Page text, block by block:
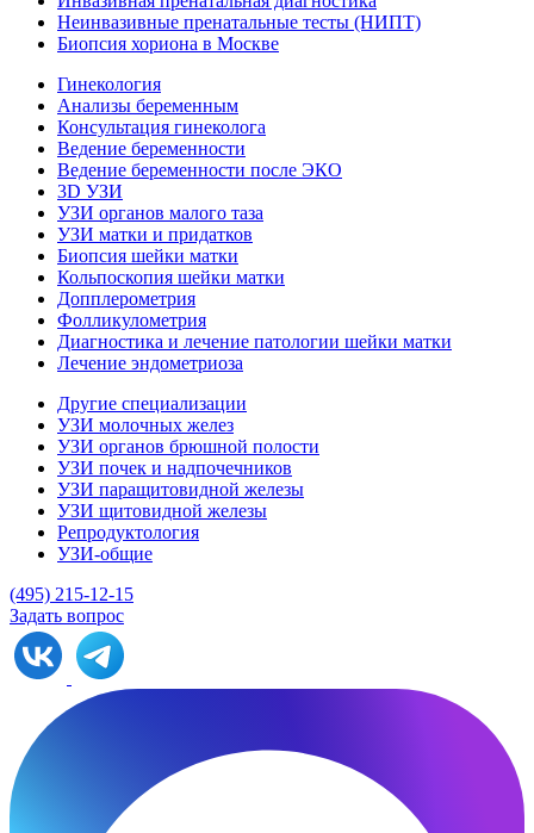
Неинвазивные пренатальные тесты (НИПТ)
Биопсия хориона в Москве
Гинекология
Анализы беременным
Консультация гинеколога
Ведение беременности
Ведение беременности после ЭКО
3D УЗИ
УЗИ органов малого таза
УЗИ матки и придатков
Биопсия шейки матки
Кольпоскопия шейки матки
Допплерометрия
Фолликулометрия
Диагностика и лечение патологии шейки матки
Лечение эндометриоза
Другие специализации
УЗИ молочных желез
УЗИ органов брюшной полости
УЗИ почек и надпочечников
УЗИ паращитовидной железы
УЗИ щитовидной железы
Репродуктология
УЗИ-общие
(495) 215-12-15
Задать вопрос